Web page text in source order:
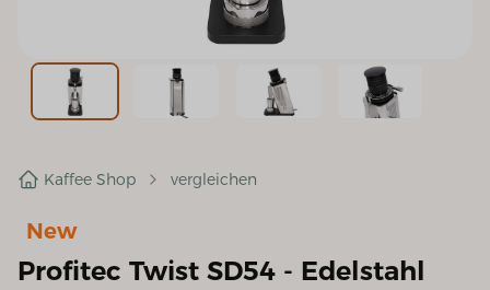
Kaffee Shop vergleichen
New
Profitec Twist SD54 - Edelstahl